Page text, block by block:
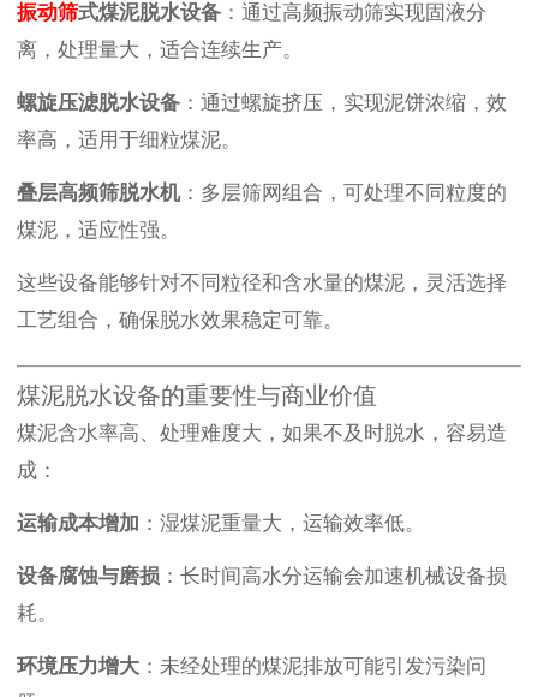
振动筛式煤泥脱水设备 ：通过高频振动筛实现固液分
离，处理量大，适合连续生产。
螺旋压滤脱水设备 ：通过螺旋挤压，实现泥饼浓缩，效
率高，适用于细粒煤泥。
叠层高频筛脱水机：多层筛网组合，可处理不同粒度的
煤泥，适应性强。
这些设备能够针对不同粒径和含水量的煤泥，灵活选择
工艺组合，确保脱水效果稳定可靠。
煤泥脱水设备的重要性与商业价值
煤泥含水率高、处理难度大，如果不及时脱水，容易造
成：
运输成本增加 ：湿煤泥重量大，运输效率低。
设备腐蚀与磨损 ：长时间高水分运输会加速机械设备损
耗。
环境压力增大 ：未经处理的煤泥排放可能引发污染问